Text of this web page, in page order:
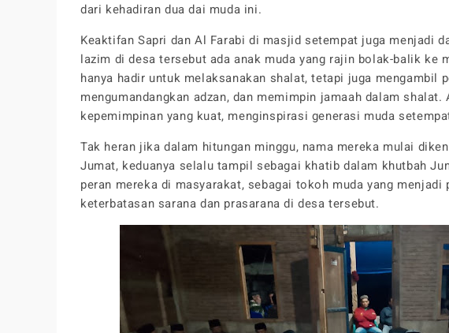
dari kehadiran dua dai muda ini.
Keaktifan Sapri dan Al Farabi di masjid setempat juga menjadi
lazim di desa tersebut ada anak muda yang rajin bolak-balik ke
hanya hadir untuk melaksanakan shalat, tetapi juga mengambil
mengumandangkan adzan, dan memimpin jamaah dalam
kepemimpinan yang kuat, menginspirasi generasi muda
Tak heran jika dalam hitungan minggu, nama mereka mulai
Jumat, keduanya selalu tampil sebagai khatib dalam khutbah
peran mereka di masyarakat, sebagai tokoh muda yang menjadi
keterbatasan sarana dan prasarana di desa tersebut.